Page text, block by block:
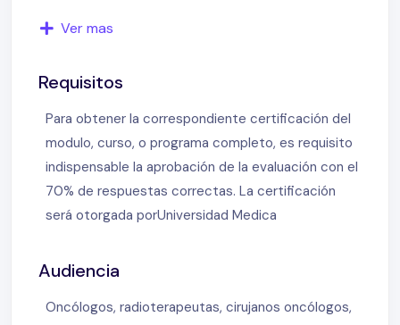
clínicas – Dra. Florencia Cardozo
– Dra. Florencia Cardozo
Genes en cáncer de mama hereditario – Dr.
Angela Solano
Biopsia del cáncer de mama. Rol del patólogo –
Dra. Isabel Frahm
Diagnóstico integrado en cáncer de mama –
Dra. Agustina Acha
Clasificación del Colegio Americano de
Ver mas
Requisitos
Para obtener la correspondiente certificación del
modulo, curso, o programa completo, es requisito
indispensable la aprobación de la evaluación con el
70% de respuestas correctas. La certificación
será otorgada porUniversidad Medica
Audiencia
Oncólogos, radioterapeutas, cirujanos oncólogos,